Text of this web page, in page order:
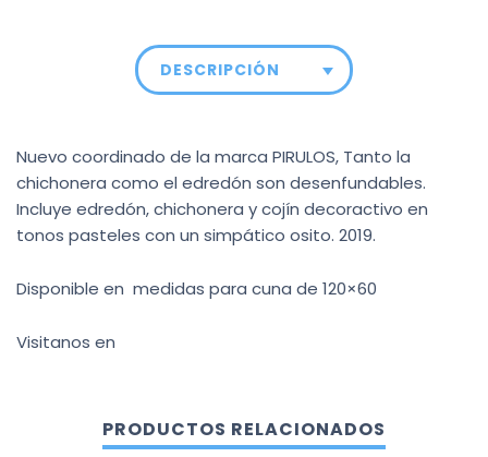
DESCRIPCIÓN
Nuevo coordinado de la marca PIRULOS, Tanto la
chichonera como el edredón son desenfundables.
Incluye edredón, chichonera y cojín decoractivo en
tonos pasteles con un simpático osito. 2019.
Disponible en medidas para cuna de 120×60
Visitanos en
PRODUCTOS RELACIONADOS